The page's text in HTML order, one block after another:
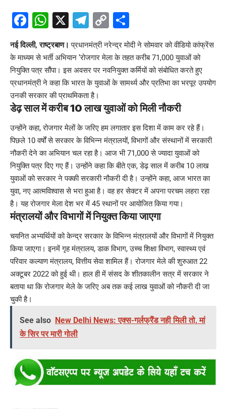
Facebook
WhatsApp
X Telegram
Copy
Link
नई दिल्ली, राष्ट्रबाण। प्रधानमंत्री नरेन्द्र मोदी ने सोमवार को वीडियो कांफ्रेंस
के माध्यम से भर्ती अभियान ‘रोजगार मेला के तहत करीब 71,000 युवाओं को
नियुक्ति पत्र सौंपा। इस अवसर पर नवनियुक्त कर्मियों को संबोधित करते हुए
प्रधानमंत्री ने कहा कि भारत के युवाओं के सामर्थ्य और प्रतिभा का भरपूर उपयोग
उनकी सरकार की प्राथमिकता है।
डेढ़ साल में करीब 10 लाख युवाओं को मिली नौकरी
उन्होंने कहा, रोजगार मेलों के जरिए हम लगातार इस दिशा में काम कर रहे हैं।
पिछले 10 वर्षों से सरकार के विभिन्न मंत्रालयों, विभागों और संस्थानों में सरकारी
नौकरी देने का अभियान चल रहा है। आज भी 71,000 से ज्यादा युवाओं को
नियुक्ति पत्र दिए गए हैं। उन्होंने कहा कि बीते एक, डेढ़ साल में करीब 10 लाख
युवाओं को सरकार ने पक्की सरकारी नौकरी दी है। उन्होंने कहा, आज भारत का
युवा, नए आत्मविश्वास से भरा हुआ है। वह हर सेक्टर में अपना परचम लहरा रहा
है। यह रोजगार मेला देश भर में 45 स्थानों पर आयोजित किया गया।
मंत्रालयों और विभागों में नियुक्त किया जाएगा
चयनित अभ्यर्थियों को केन्द्र सरकार के विभिन्न मंत्रालयों और विभागों में नियुक्त
किया जाएगा। इनमें गृह मंत्रालय, डाक विभाग, उच्च शिक्षा विभाग, स्वास्थ्य एवं
परिवार कल्याण मंत्रालय, वित्तीय सेवा शामिल हैं। रोजगार मेले की शुरुआत 22
अक्टूबर 2022 को हुई थी। हाल ही में संसद के शीतकालीन सत्र में सरकार ने
बताया था कि रोजगार मेले के जरिए अब तक कई लाख युवाओं को नौकरी दी जा
चुकी है।
See also New Delhi News: एक्स-गर्लफ्रैंड नही मिली तो, मां
के सिर पर मारी गोली